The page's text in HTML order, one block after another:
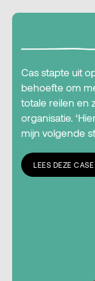
Cas stapte uit
behoefte om
totale reilen en
organisatie.
mijn volgende
LEES DEZE CASE